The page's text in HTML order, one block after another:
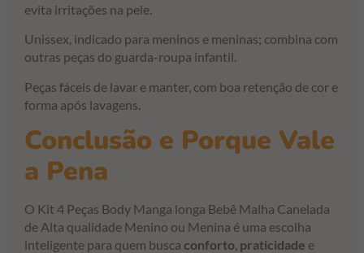
evita irritações na pele.
Unissex, indicado para meninos e meninas; combina com
outras peças do guarda-roupa infantil.
Peças fáceis de lavar e manter, com boa retenção de cor e
forma após lavagens.
Conclusão e Porque Vale
a Pena
O Kit 4 Peças Body Manga longa Bebê Malha Canelada
de Alta qualidade Menino ou Menina é uma escolha
inteligente para quem busca conforto, praticidade e